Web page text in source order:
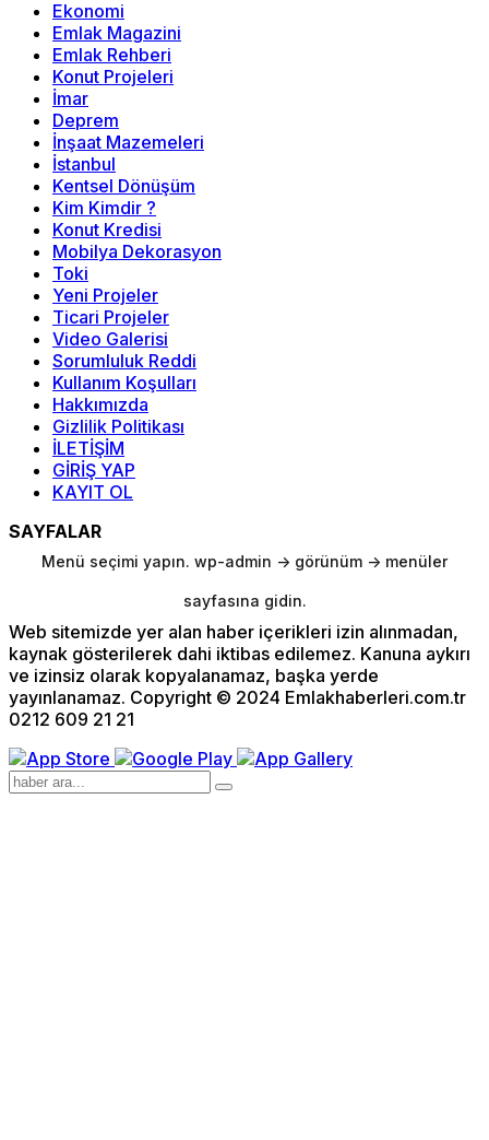
Ekonomi
Emlak Magazini
Emlak Rehberi
Konut Projeleri
İmar
Deprem
İnşaat Mazemeleri
İstanbul
Kentsel Dönüşüm
Kim Kimdir ?
Konut Kredisi
Mobilya Dekorasyon
Toki
Yeni Projeler
Ticari Projeler
Video Galerisi
Sorumluluk Reddi
Kullanım Koşulları
Hakkımızda
Gizlilik Politikası
İLETİŞİM
GİRİŞ YAP
KAYIT OL
SAYFALAR
Menü seçimi yapın. wp-admin -> görünüm -> menüler
sayfasına gidin.
Web sitemizde yer alan haber içerikleri izin alınmadan,
kaynak gösterilerek dahi iktibas edilemez. Kanuna aykırı
ve izinsiz olarak kopyalanamaz, başka yerde
yayınlanamaz. Copyright © 2024 Emlakhaberleri.com.tr
0212 609 21 21